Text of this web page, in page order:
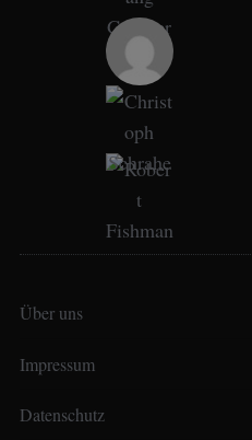
Über uns
Impressum
Datenschutz